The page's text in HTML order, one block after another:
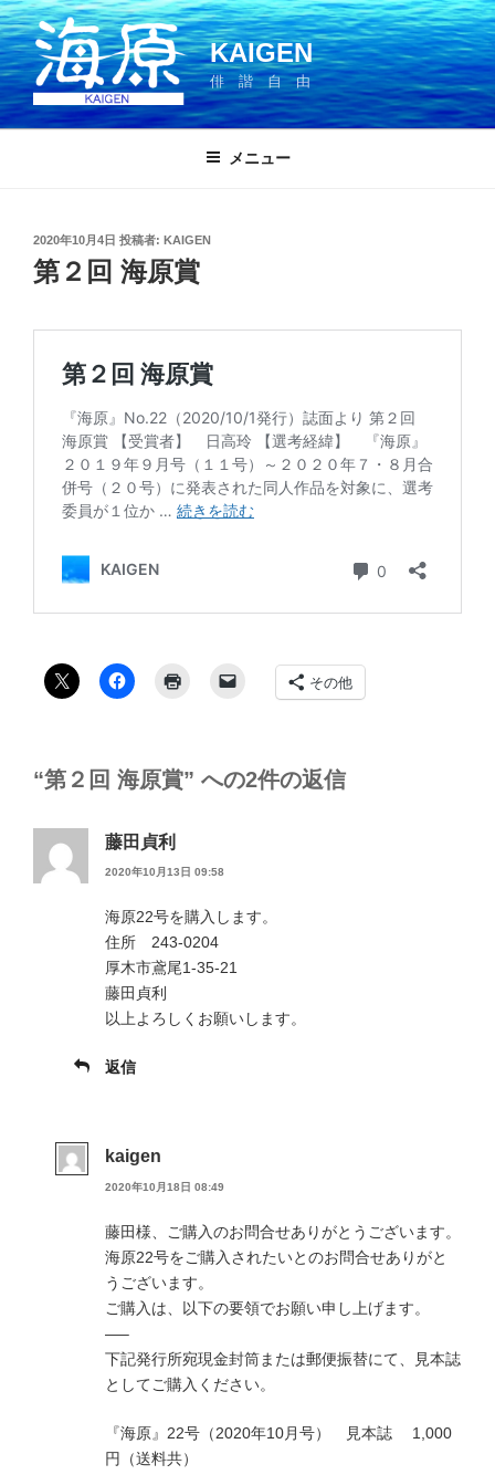
コ
ン
テ
ン
ツ
KAIGEN
俳 諧 自 由
メニュー
投
稿
日:
2020年10月4日 投稿者: KAIGEN
第２回 海原賞
その他
“第２回 海原賞” への2件の返信
藤田貞利
2020年10月13日 09:58
海原22号を購入します。
住所 243-0204
厚木市鳶尾1-35-21
藤田貞利
以上よろしくお願いします。
返信
kaigen
2020年10月18日 08:49
藤田様、ご購入のお問合せありがとうございます。
海原22号をご購入されたいとのお問合せありがと
うございます。
ご購入は、以下の要領でお願い申し上げます。
—–
下記発行所宛現金封筒または郵便振替にて、見本誌
としてご購入ください。
『海原』22号（2020年10月号） 見本誌 1,000
円（送料共）